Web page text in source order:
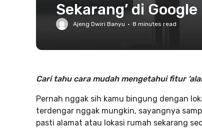
Sekarang’ di Google
Ajeng Dwiri Banyu · 8 minutes read
Cari tahu cara mudah mengetahui fitur
Pernah nggak sih kamu bingung dengan
terdengar nggak mungkin, sayangnya
pasti alamat atau lokasi rumah sekarang